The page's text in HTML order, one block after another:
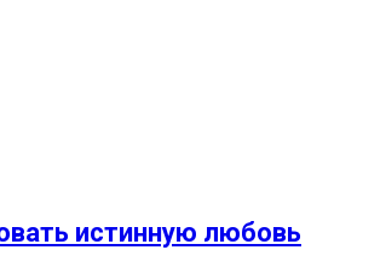
истинную любовь